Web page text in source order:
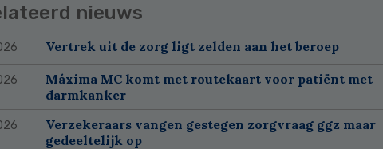
nieuws
Vertrek uit de zorg ligt zelden aan het beroep
Máxima MC komt met routekaart voor patiënt met
darmkanker
Verzekeraars vangen gestegen zorgvraag ggz maar
gedeeltelijk op